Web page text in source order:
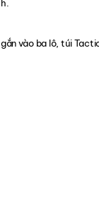
vào ba lô, túi